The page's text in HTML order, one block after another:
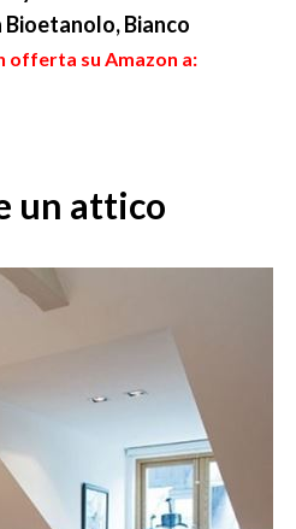
Bioetanolo, Bianco
offerta su Amazon a:
un attico